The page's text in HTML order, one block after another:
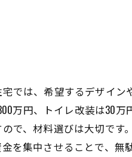
では、希望するデザイ
万円、トイレ改装は30
で、材料選びは大切で
集中させることで、無